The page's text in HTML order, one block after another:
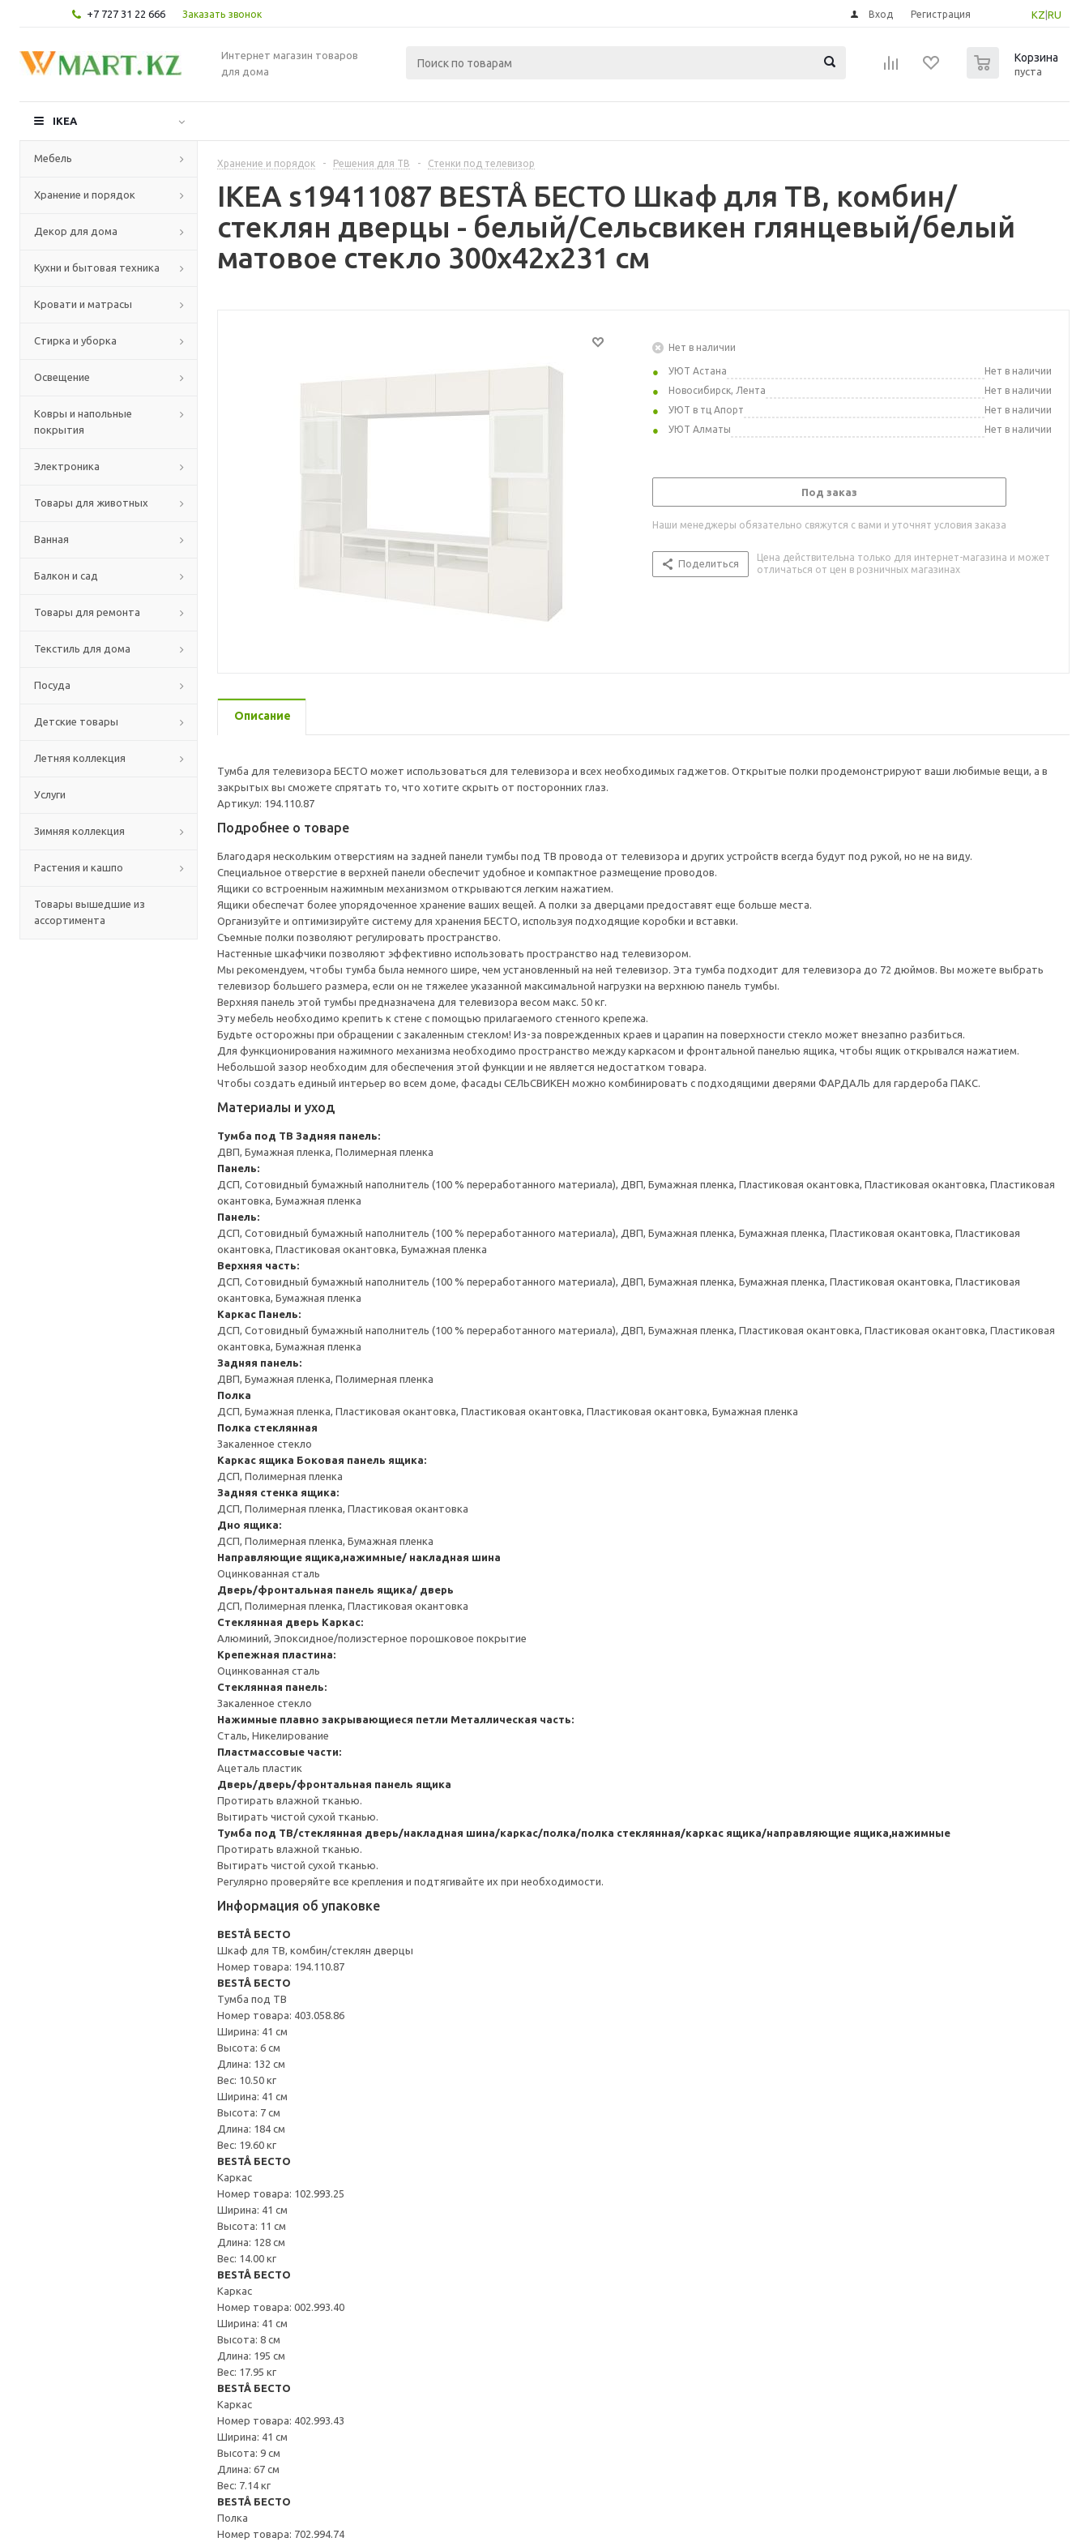
+7 727 31 22 666 Заказать звонок KZ RU
Вход Регистрация
Интернет магазин товаров
для дома
Корзина
пуста
IKEA
Мебель
Хранение и порядок
Декор для дома
Кухни и бытовая техника
Кровати и матрасы
Стирка и уборка
Освещение
Ковры и напольные
покрытия
Электроника
Товары для животных
Ванная
Балкон и сад
Товары для ремонта
Текстиль для дома
Посуда
Детские товары
Летняя коллекция
Услуги
Зимняя коллекция
Растения и кашпо
Товары вышедшие из
ассортимента
Хранение и порядок - Решения для ТВ - Стенки под телевизор
IKEA s19411087 BESTÅ БЕСТО Шкаф для ТВ, комбин/
стеклян дверцы - белый/Сельсвикен глянцевый/белый
матовое стекло 300x42x231 см
Нет в наличии
УЮТ Астана
Нет в наличии
Новосибирск, Лента
Нет в наличии
УЮТ в тц Апорт
Нет в наличии
УЮТ Алматы
Нет в наличии
Под заказ
Наши менеджеры обязательно свяжутся с вами и уточнят условия заказа
Поделиться
Цена действительна только для интернет-магазина и может
отличаться от цен в розничных магазинах
Описание
Тумба для телевизора БЕСТО может использоваться для телевизора и всех необходимых гаджетов. Открытые полки продемонстрируют ваши любимые вещи, а в
закрытых вы сможете спрятать то, что хотите скрыть от посторонних глаз.
Артикул: 194.110.87
Подробнее о товаре
Благодаря нескольким отверстиям на задней панели тумбы под ТВ провода от телевизора и других устройств всегда будут под рукой, но не на виду.
Специальное отверстие в верхней панели обеспечит удобное и компактное размещение проводов.
Ящики со встроенным нажимным механизмом открываются легким нажатием.
Ящики обеспечат более упорядоченное хранение ваших вещей. А полки за дверцами предоставят еще больше места.
Организуйте и оптимизируйте систему для хранения БЕСТО, используя подходящие коробки и вставки.
Съемные полки позволяют регулировать пространство.
Настенные шкафчики позволяют эффективно использовать пространство над телевизором.
Мы рекомендуем, чтобы тумба была немного шире, чем установленный на ней телевизор. Эта тумба подходит для телевизора до 72 дюймов. Вы можете выбрать
телевизор большего размера, если он не тяжелее указанной максимальной нагрузки на верхнюю панель тумбы.
Верхняя панель этой тумбы предназначена для телевизора весом макс. 50 кг.
Эту мебель необходимо крепить к стене с помощью прилагаемого стенного крепежа.
Будьте осторожны при обращении с закаленным стеклом! Из-за поврежденных краев и царапин на поверхности стекло может внезапно разбиться.
Для функционирования нажимного механизма необходимо пространство между каркасом и фронтальной панелью ящика, чтобы ящик открывался нажатием.
Небольшой зазор необходим для обеспечения этой функции и не является недостатком товара.
Чтобы создать единый интерьер во всем доме, фасады СЕЛЬСВИКЕН можно комбинировать с подходящими дверями ФАРДАЛЬ для гардероба ПАКС.
Материалы и уход
Тумба под ТВ Задняя панель:
ДВП, Бумажная пленка, Полимерная пленка
Панель:
ДСП, Сотовидный бумажный наполнитель (100 % переработанного материала), ДВП, Бумажная пленка, Пластиковая окантовка, Пластиковая окантовка, Пластиковая
окантовка, Бумажная пленка
Панель:
ДСП, Сотовидный бумажный наполнитель (100 % переработанного материала), ДВП, Бумажная пленка, Бумажная пленка, Пластиковая окантовка, Пластиковая
окантовка, Пластиковая окантовка, Бумажная пленка
Верхняя часть:
ДСП, Сотовидный бумажный наполнитель (100 % переработанного материала), ДВП, Бумажная пленка, Бумажная пленка, Пластиковая окантовка, Пластиковая
окантовка, Бумажная пленка
Каркас Панель:
ДСП, Сотовидный бумажный наполнитель (100 % переработанного материала), ДВП, Бумажная пленка, Пластиковая окантовка, Пластиковая окантовка, Пластиковая
окантовка, Бумажная пленка
Задняя панель:
ДВП, Бумажная пленка, Полимерная пленка
Полка
ДСП, Бумажная пленка, Пластиковая окантовка, Пластиковая окантовка, Пластиковая окантовка, Бумажная пленка
Полка стеклянная
Закаленное стекло
Каркас ящика Боковая панель ящика:
ДСП, Полимерная пленка
Задняя стенка ящика:
ДСП, Полимерная пленка, Пластиковая окантовка
Дно ящика:
ДСП, Полимерная пленка, Бумажная пленка
Направляющие ящика,нажимные/ накладная шина
Оцинкованная сталь
Дверь/фронтальная панель ящика/ дверь
ДСП, Полимерная пленка, Пластиковая окантовка
Стеклянная дверь Каркас:
Алюминий, Эпоксидное/полиэстерное порошковое покрытие
Крепежная пластина:
Оцинкованная сталь
Стеклянная панель:
Закаленное стекло
Нажимные плавно закрывающиеся петли Металлическая часть:
Сталь, Никелирование
Пластмассовые части:
Ацеталь пластик
Дверь/дверь/фронтальная панель ящика
Протирать влажной тканью.
Вытирать чистой сухой тканью.
Тумба под ТВ/стеклянная дверь/накладная шина/каркас/полка/полка стеклянная/каркас ящика/направляющие ящика,нажимные
Протирать влажной тканью.
Вытирать чистой сухой тканью.
Регулярно проверяйте все крепления и подтягивайте их при необходимости.
Информация об упаковке
BESTÅ БЕСТО
Шкаф для ТВ, комбин/стеклян дверцы
Номер товара: 194.110.87
BESTÅ БЕСТО
Тумба под ТВ
Номер товара: 403.058.86
Ширина: 41 см
Высота: 6 см
Длина: 132 см
Вес: 10.50 кг
Ширина: 41 см
Высота: 7 см
Длина: 184 см
Вес: 19.60 кг
BESTÅ БЕСТО
Каркас
Номер товара: 102.993.25
Ширина: 41 см
Высота: 11 см
Длина: 128 см
Вес: 14.00 кг
BESTÅ БЕСТО
Каркас
Номер товара: 002.993.40
Ширина: 41 см
Высота: 8 см
Длина: 195 см
Вес: 17.95 кг
BESTÅ БЕСТО
Каркас
Номер товара: 402.993.43
Ширина: 41 см
Высота: 9 см
Длина: 67 см
Вес: 7.14 кг
BESTÅ БЕСТО
Полка
Номер товара: 702.994.74